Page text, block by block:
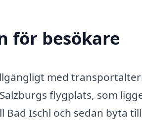
för besökare
med
flygplats, som
Ischl och sedan byta